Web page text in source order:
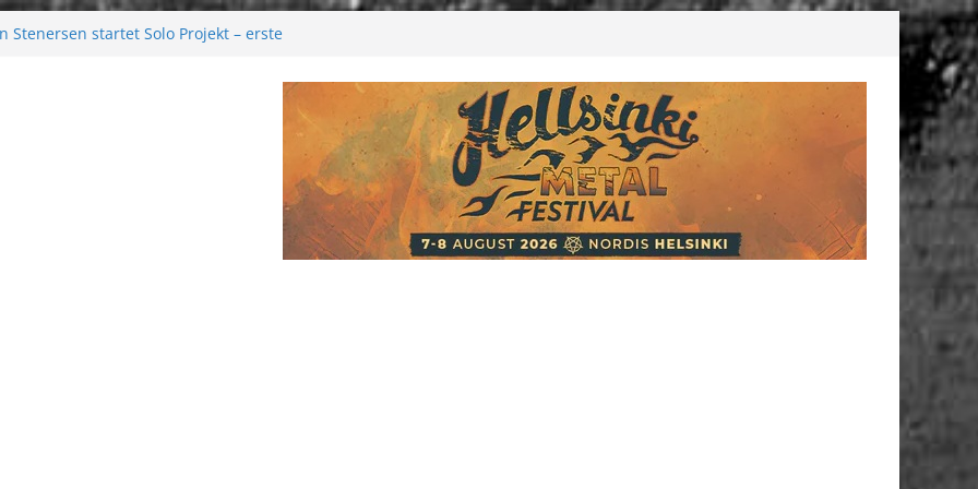
Stenersen startet Solo Projekt – erste